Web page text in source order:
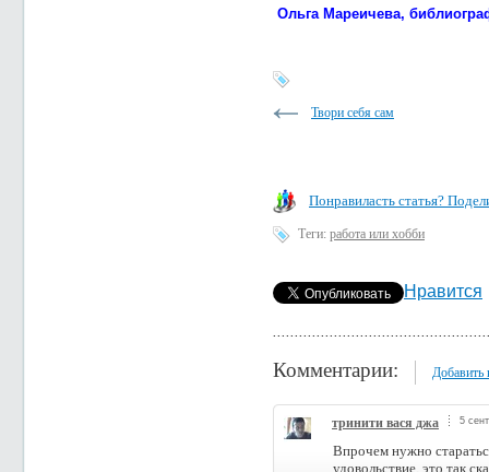
Ольга Мареичева,
Твори себя сам
Понравиласть статья?
Теги: работа или хобби
Нравится
Комментарии: Добавить
тринити вася джа 5
Впрочем нужно
удовольствие, это так